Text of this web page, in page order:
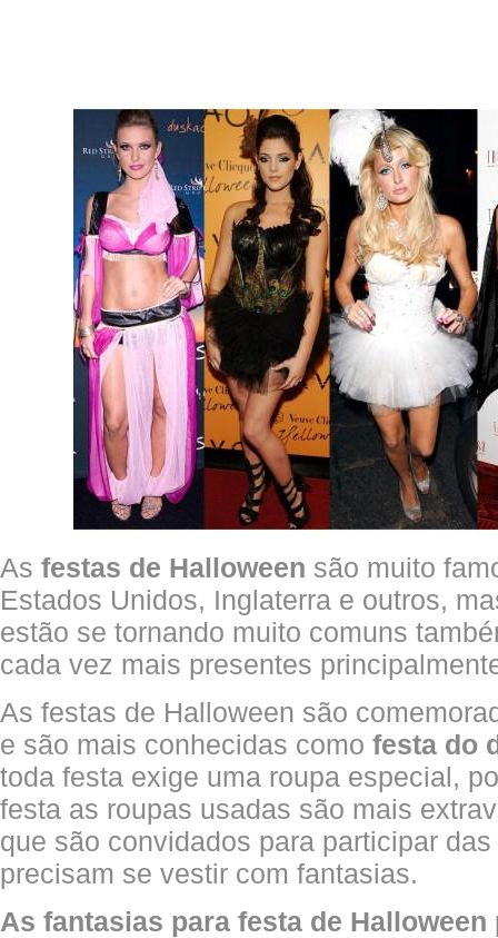
As festas de Halloween são muito
Estados Unidos, Inglaterra e outros,
estão se tornando muito comuns
cada vez mais presentes
As festas de Halloween são
e são mais conhecidas como festa do
toda festa exige uma roupa especial,
festa as roupas usadas são mais
que são convidados para participar
precisam se vestir com fantasias.
As fantasias para festa de Halloween